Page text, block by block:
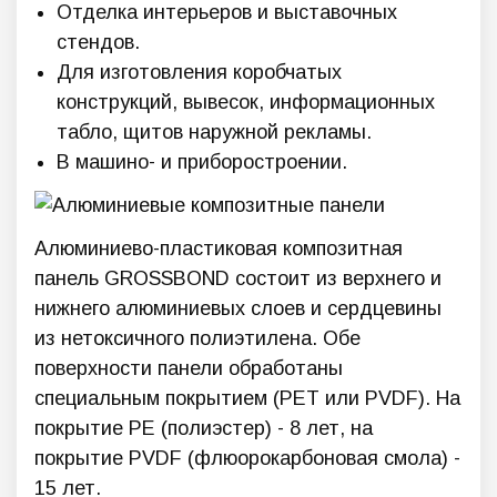
Отделка интерьеров и выставочных
стендов.
Для изготовления коробчатых
конструкций, вывесок, информационных
табло, щитов наружной рекламы.
В машино- и приборостроении.
Алюминиево-пластиковая композитная
панель GROSSBOND состоит из верхнего и
нижнего алюминиевых слоев и сердцевины
из нетоксичного полиэтилена. Обе
поверхности панели обработаны
специальным покрытием (PET или PVDF). На
покрытие PE (полиэстер) - 8 лет, на
покрытие PVDF (флюорокарбоновая смола) -
15 лет.